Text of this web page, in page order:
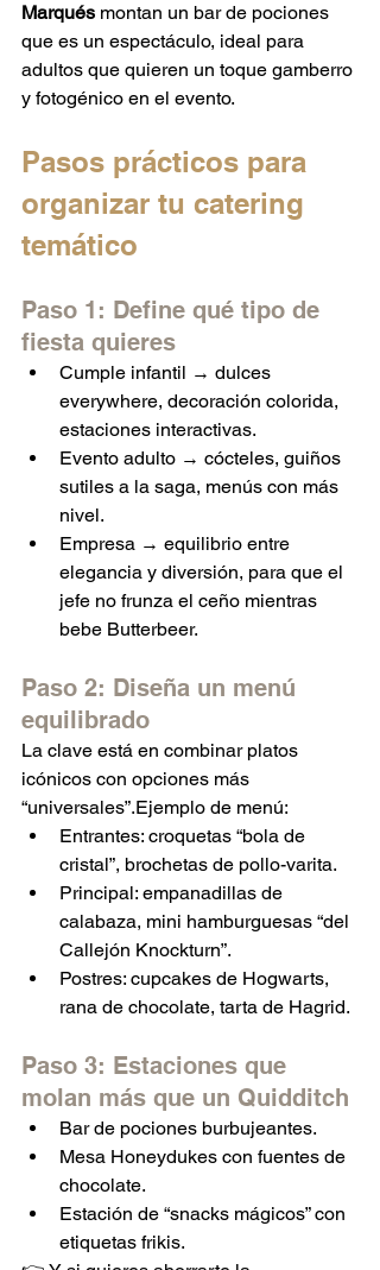
Marqués montan un bar de pociones
que es un espectáculo, ideal para
adultos que quieren un toque gamberro
y fotogénico en el evento.
Pasos prácticos para
organizar tu catering
temático
Paso 1: Define qué tipo de
fiesta quieres
Cumple infantil → dulces
everywhere, decoración colorida,
estaciones interactivas.
Evento adulto → cócteles, guiños
sutiles a la saga, menús con más
nivel.
Empresa → equilibrio entre
elegancia y diversión, para que el
jefe no frunza el ceño mientras
bebe Butterbeer.
Paso 2: Diseña un menú
equilibrado
La clave está en combinar platos
icónicos con opciones más
“universales”.Ejemplo de menú:
Entrantes: croquetas “bola de
cristal”, brochetas de pollo-varita.
Principal: empanadillas de
calabaza, mini hamburguesas “del
Callejón Knockturn”.
Postres: cupcakes de Hogwarts,
rana de chocolate, tarta de Hagrid.
Paso 3: Estaciones que
molan más que un Quidditch
Bar de pociones burbujeantes.
Mesa Honeydukes con fuentes de
chocolate.
Estación de “snacks mágicos” con
etiquetas frikis.